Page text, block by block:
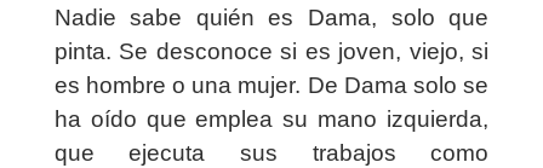
Nadie sabe quién es Dama, solo que
pinta. Se desconoce si es joven, viejo, si
es hombre o una mujer. De Dama solo se
ha oído que emplea su mano izquierda,
que ejecuta sus trabajos como